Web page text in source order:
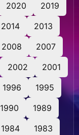
2020
2019
2014
2013
2008
2007
2002
2001
1996
1995
1990
1989
1984
1983